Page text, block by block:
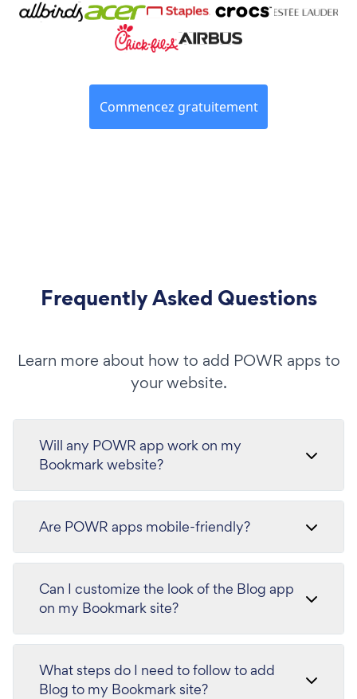
Commencez gratuitement
Frequently Asked Questions
Learn more about how to add POWR apps to
your website.
Will any POWR app work on my
Bookmark website?
Are POWR apps mobile-friendly?
Can I customize the look of the Blog app
on my Bookmark site?
What steps do I need to follow to add
Blog to my Bookmark site?